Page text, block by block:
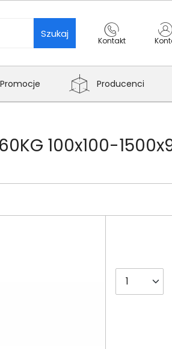
Szukaj
Kontakt
Promocje Producenci
100x100-